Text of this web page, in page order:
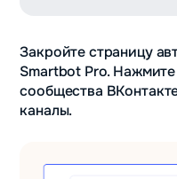
Закройте страницу
Smartbot Pro.
сообщества
каналы.